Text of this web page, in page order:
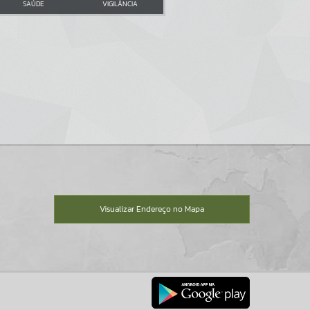
SAÚDE VIGILÂNCIA
Visualizar Endereço no Mapa